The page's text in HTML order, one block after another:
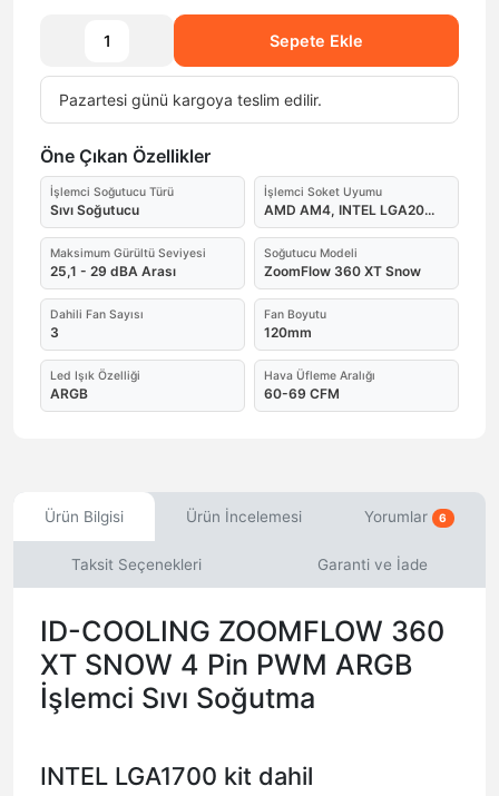
Sepete Ekle
Pazartesi günü kargoya teslim edilir.
Öne Çıkan Özellikler
İşlemci Soğutucu Türü
Sıvı Soğutucu
İşlemci Soket Uyumu
AMD AM4, INTEL LGA20...
Maksimum Gürültü Seviyesi
25,1 - 29 dBA Arası
Soğutucu Modeli
ZoomFlow 360 XT Snow
Dahili Fan Sayısı
3
Fan Boyutu
120mm
Led Işık Özelliği
ARGB
Hava Üfleme Aralığı
60-69 CFM
Ürün Bilgisi Ürün İncelemesi Yorumlar 6
Taksit Seçenekleri Garanti ve İade
ID-COOLING ZOOMFLOW 360
XT SNOW 4 Pin PWM ARGB
İşlemci Sıvı Soğutma
INTEL LGA1700 kit dahil